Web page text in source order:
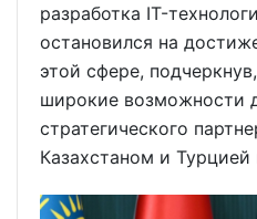
разработка IT-
остановился на
этой сфере,
широкие возможности
стратегического
Казахстаном и Турцией